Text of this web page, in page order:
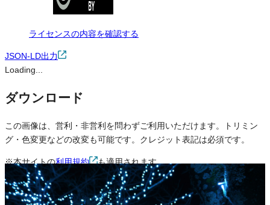
ライセンスの内容を確認する
JSON-LD出力
Loading...
ダウンロード
この画像は、営利・非営利を問わずご利用いただけます。トリミン
グ・色変更などの改変も可能です。クレジット表記は必須です。
※本サイトの利用規約 も適用されます。
営利利用